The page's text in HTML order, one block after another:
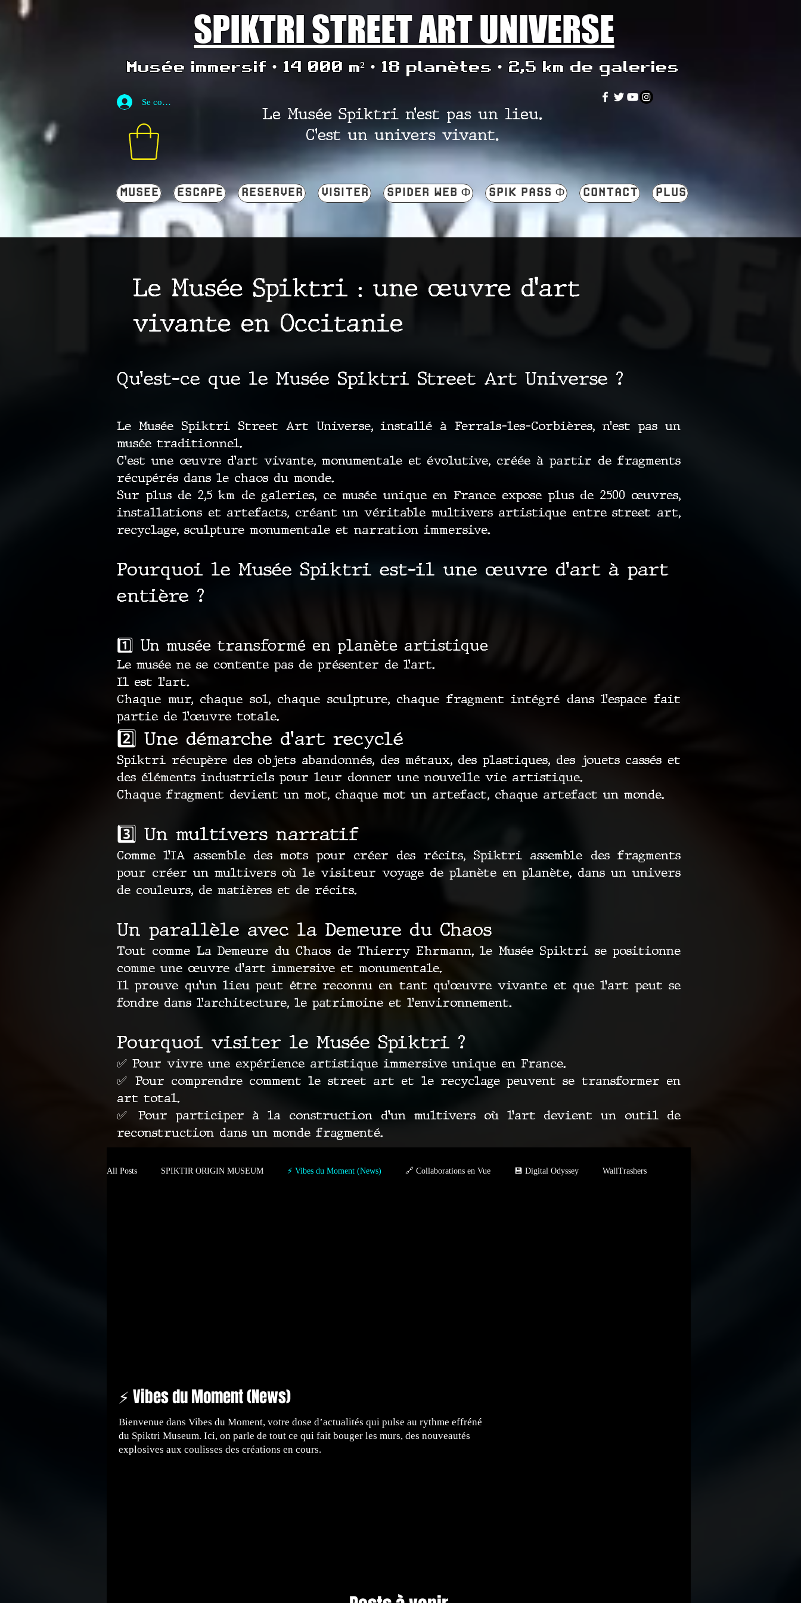
SPIKTRI STREET ART UNIVERSE
Musée immersif • 14 000 m² • 18 planètes • 2,5 km de galeries
Se connecter
Le Musée Spiktri n’est pas un lieu.
C’est un univers vivant.
MUSEE ESCAPE RESERVER VISITER SPIDER WEB Φ SPIK PASS Φ CONTACT PLUS
Le Musée Spiktri : une œuvre d’art
vivante en Occitanie
Qu’est-ce que le Musée Spiktri Street Art Universe ?
Le Musée Spiktri Street Art Universe, installé à Ferrals-les-Corbières, n’est pas un
musée traditionnel.
C’est une œuvre d’art vivante, monumentale et évolutive, créée à partir de fragments
récupérés dans le chaos du monde.
Sur plus de 2,5 km de galeries, ce musée unique en France expose plus de 2500 œuvres,
installations et artefacts, créant un véritable multivers artistique entre street art,
recyclage, sculpture monumentale et narration immersive.
Pourquoi le Musée Spiktri est-il une œuvre d’art à part
entière ?
1️⃣ Un musée transformé en planète artistique
Le musée ne se contente pas de présenter de l’art.
Il est l’art.
Chaque mur, chaque sol, chaque sculpture, chaque fragment intégré dans l’espace fait
partie de l’œuvre totale.
2️⃣ Une démarche d’art recyclé
Spiktri récupère des objets abandonnés, des métaux, des plastiques, des jouets cassés et
des éléments industriels pour leur donner une nouvelle vie artistique.
Chaque fragment devient un mot, chaque mot un artefact, chaque artefact un monde.
3️⃣ Un multivers narratif
Comme l’IA assemble des mots pour créer des récits, Spiktri assemble des fragments
pour créer un multivers où le visiteur voyage de planète en planète, dans un univers
de couleurs, de matières et de récits.
Un parallèle avec la Demeure du Chaos
Tout comme La Demeure du Chaos de Thierry Ehrmann, le Musée Spiktri se positionne
comme une œuvre d’art immersive et monumentale.
Il prouve qu’un lieu peut être reconnu en tant qu’œuvre vivante et que l’art peut se
fondre dans l’architecture, le patrimoine et l’environnement.
Pourquoi visiter le Musée Spiktri ?
✅ Pour vivre une expérience artistique immersive unique en France.
✅ Pour comprendre comment le street art et le recyclage peuvent se transformer en
art total.
✅ Pour participer à la construction d’un multivers où l’art devient un outil de
reconstruction dans un monde fragmenté.
All Posts SPIKTIR ORIGIN MUSEUM ⚡ Vibes du Moment (News) 🔗 Collaborations en Vue 💾 Digital Odyssey WallTrashers
⚡ Vibes du Moment (News)
Bienvenue dans Vibes du Moment, votre dose d’actualités qui pulse au rythme effréné
du Spiktri Museum. Ici, on parle de tout ce qui fait bouger les murs, des nouveautés
explosives aux coulisses des créations en cours.